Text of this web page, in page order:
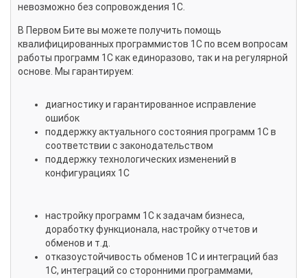
невозможно без сопровождения 1С.
В Первом Бите вы можете получить помощь
квалифицированных программистов 1С по всем вопросам
работы программ 1С как единоразово, так и на регулярной
основе. Мы гарантируем:
диагностику и гарантированное исправление
ошибок
поддержку актуального состояния программ 1С в
соответствии с законодательством
поддержку технологических изменений в
конфигурациях 1С
настройку программ 1С к задачам бизнеса,
доработку функционала, настройку отчетов и
обменов и т.д.
отказоустойчивость обменов 1С и интеграций баз
1С, интеграций со сторонними программами,